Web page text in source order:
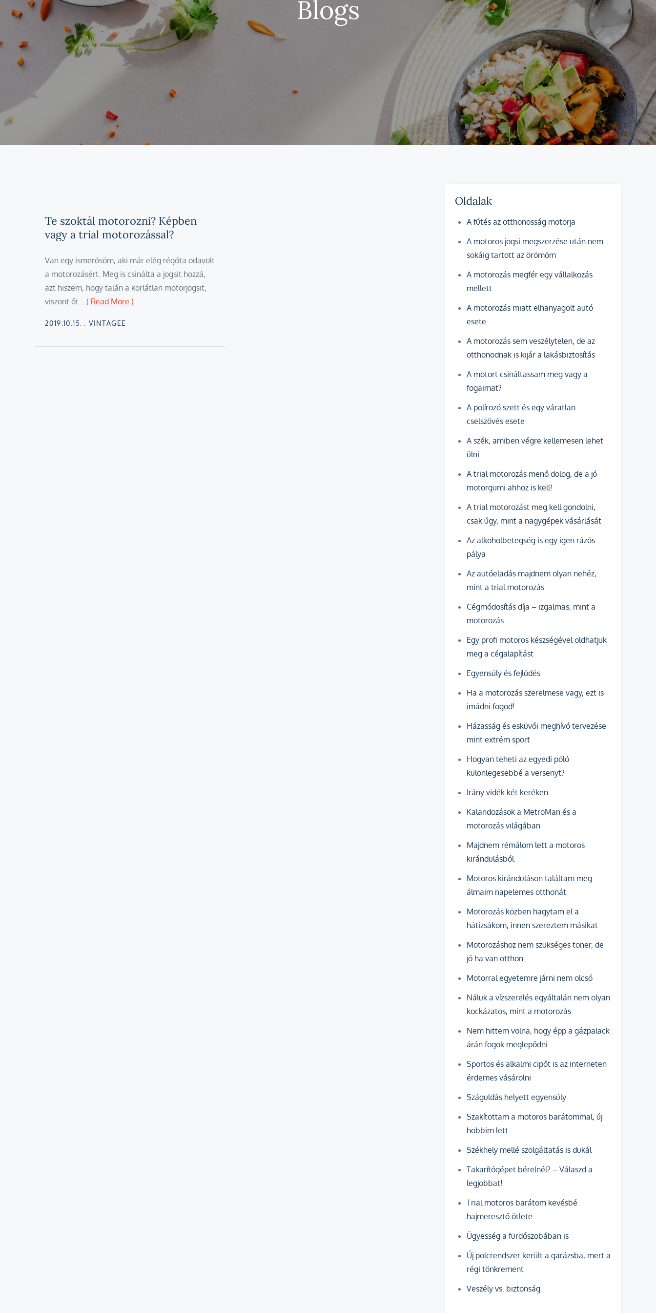
Blogs
Te szoktál motorozni? Képben
vagy a trial motorozással?
Van egy ismerősöm, aki már elég régóta odavolt
a motorozásért. Meg is csinálta a jogsit hozzá,
azt hiszem, hogy talán a korlátlan motorjogsit,
viszont őt… ( Read More )
Posted
2019.10.15. VINTAGEE
Oldalak
A fűtés az otthonosság motorja
A motoros jogsi megszerzése után nem
sokáig tartott az örömöm
A motorozás megfér egy vállalkozás
mellett
A motorozás miatt elhanyagolt autó
esete
A motorozás sem veszélytelen, de az
otthonodnak is kijár a lakásbiztosítás
A motort csináltassam meg vagy a
fogaimat?
A polírozó szett és egy váratlan
cselszövés esete
A szék, amiben végre kellemesen lehet
ülni
A trial motorozás menő dolog, de a jó
motorgumi ahhoz is kell!
A trial motorozást meg kell gondolni,
csak úgy, mint a nagygépek vásárlását
Az alkoholbetegség is egy igen rázós
pálya
Az autóeladás majdnem olyan nehéz,
mint a trial motorozás
Cégmódosítás díja – izgalmas, mint a
motorozás
Egy profi motoros készségével oldhatjuk
meg a cégalapítást
Egyensúly és fejlődés
Ha a motorozás szerelmese vagy, ezt is
imádni fogod!
Házasság és esküvői meghívó tervezése
mint extrém sport
Hogyan teheti az egyedi póló
különlegesebbé a versenyt?
Irány vidék két keréken
Kalandozások a MetroMan és a
motorozás világában
Majdnem rémálom lett a motoros
kirándulásból
Motoros kiránduláson találtam meg
álmaim napelemes otthonát
Motorozás közben hagytam el a
hátizsákom, innen szereztem másikat
Motorozáshoz nem szükséges toner, de
jó ha van otthon
Motorral egyetemre járni nem olcsó
Náluk a vízszerelés egyáltalán nem olyan
kockázatos, mint a motorozás
Nem hittem volna, hogy épp a gázpalack
árán fogok meglepődni
Sportos és alkalmi cipőt is az interneten
érdemes vásárolni
Száguldás helyett egyensúly
Szakítottam a motoros barátommal, új
hobbim lett
Székhely mellé szolgáltatás is dukál
Takarítógépet bérelnél? – Válaszd a
legjobbat!
Trial motoros barátom kevésbé
hajmeresztő ötlete
Ügyesség a fürdőszobában is
Új polcrendszer került a garázsba, mert a
régi tönkrement
Veszély vs. biztonság